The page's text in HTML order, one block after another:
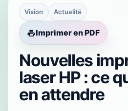
Vision Actualité
Imprimer en PDF
Nouvelles
laser HP : ce
en attendre